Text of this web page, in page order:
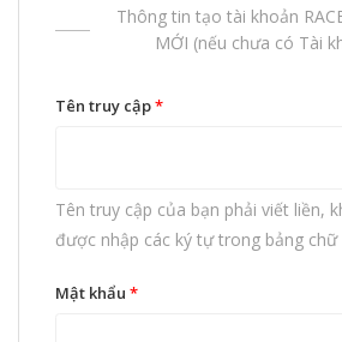
Thông tin tạo tài khoản
MỚI (nếu chưa có Tài
Tên truy cập*
Tên truy cập của bạn phải viết liền,
được nhập các ký tự trong bảng chữ
Mật khẩu *